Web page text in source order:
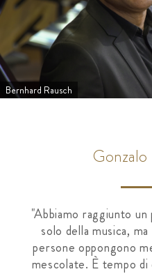
Bernhard Rausch
Gonzalo
"Abbiamo raggiunto
solo della musica,
persone oppongono
mescolate. È tempo